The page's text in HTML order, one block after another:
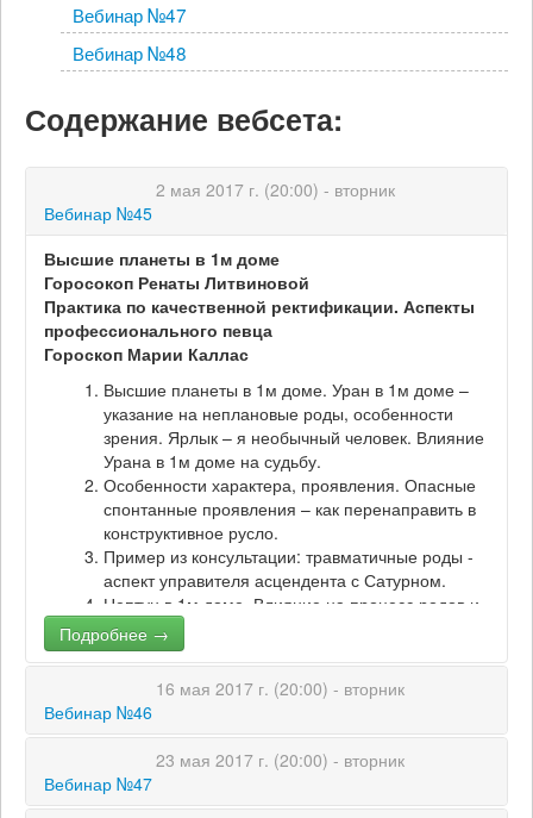
Вебинар №47
Вебинар №48
Содержание вебсета:
2 мая 2017 г. (20:00) - вторник
Вебинар №45
Высшие планеты в 1м доме
Горосокоп Ренаты Литвиновой
Практика по качественной ректификации. Аспекты
профессионального певца
Гороскоп Марии Каллас
Высшие планеты в 1м доме. Уран в 1м доме –
указание на неплановые роды, особенности
зрения. Ярлык – я необычный человек. Влияние
Урана в 1м доме на судьбу.
Особенности характера, проявления. Опасные
спонтанные проявления – как перенаправить в
конструктивное русло.
Пример из консультации: травматичные роды -
аспект управителя асцендента с Сатурном.
Нептун в 1м доме. Влияние на процесс родов и
поведение младенца. Слабое эго, границы
между «я» и «другие» стерты. Особенности
Особенности проявлений, взаимодействия с
внешним миром. Склонен заблуждаться и
творческие способности, ощущение своей
миссии. Актёрский талант.
Подробнее →
16 мая 2017 г. (20:00) - вторник
Вебинар №46
Подробнее →
23 мая 2017 г. (20:00) - вторник
Вебинар №47